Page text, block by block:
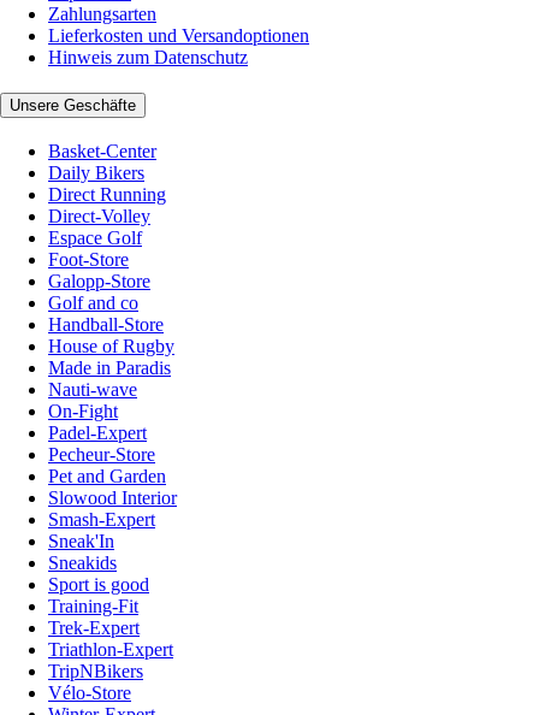
Zahlungsarten
Lieferkosten und Versandoptionen
Hinweis zum Datenschutz
Unsere Geschäfte
Basket-Center
Daily Bikers
Direct Running
Direct-Volley
Espace Golf
Foot-Store
Galopp-Store
Golf and co
Handball-Store
House of Rugby
Made in Paradis
Nauti-wave
On-Fight
Padel-Expert
Pecheur-Store
Pet and Garden
Slowood Interior
Smash-Expert
Sneak'In
Sneakids
Sport is good
Training-Fit
Trek-Expert
Triathlon-Expert
TripNBikers
Vélo-Store